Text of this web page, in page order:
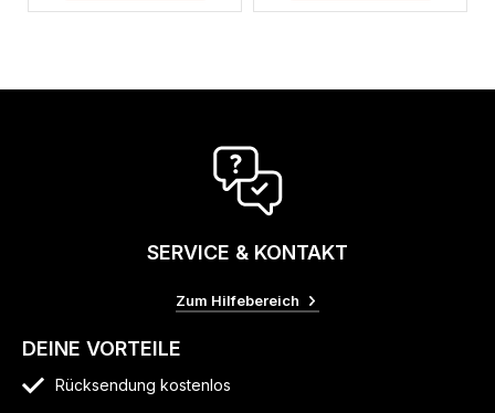
SERVICE & KONTAKT
Zum Hilfebereich
DEINE VORTEILE
Rücksendung kostenlos